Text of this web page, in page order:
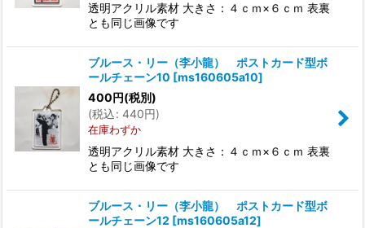
透明アクリル素材 大きさ：４ｃｍ×６ｃｍ 表裏
とも同じ画像です
ブルース・リー（李小龍） ポストカード型ボ
ールチェーン10 [ms160605a10]
400円(税別)
(税込: 440円)
在庫わずか
透明アクリル素材 大きさ：４ｃｍ×６ｃｍ 表裏
とも同じ画像です
ブルース・リー（李小龍） ポストカード型ボ
ールチェーン12 [ms160605a12]